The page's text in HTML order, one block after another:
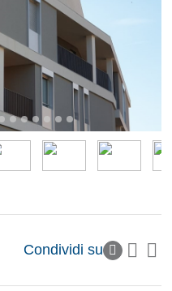
Condividi su